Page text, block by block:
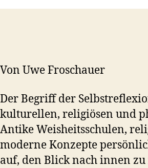
Von Uwe Froschauer
Der Begriff der
kulturellen, religiösen und
Antike Weisheitsschulen,
moderne Konzepte
auf, den Blick nach innen